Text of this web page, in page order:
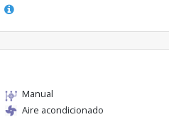
Manual
Aire acondicionado